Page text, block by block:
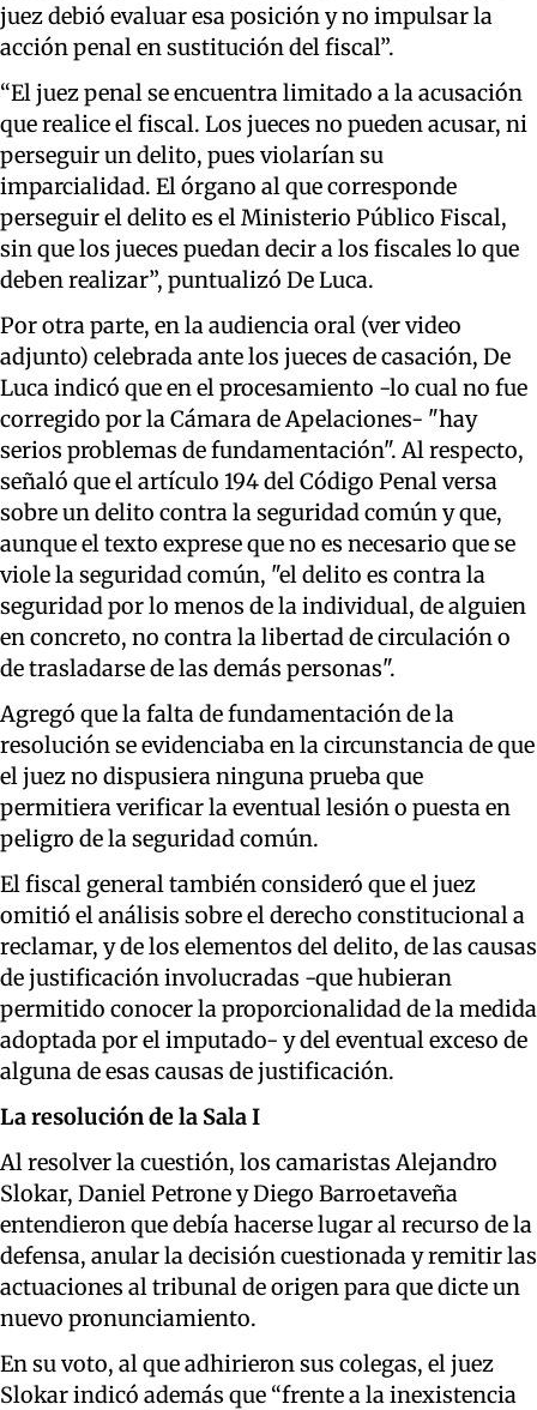
juez debió evaluar esa posición y no impulsar la
acción penal en sustitución del fiscal”.
“El juez penal se encuentra limitado a la acusación
que realice el fiscal. Los jueces no pueden acusar, ni
perseguir un delito, pues violarían su
imparcialidad. El órgano al que corresponde
perseguir el delito es el Ministerio Público Fiscal,
sin que los jueces puedan decir a los fiscales lo que
deben realizar”, puntualizó De Luca.
Por otra parte, en la audiencia oral (ver video
adjunto) celebrada ante los jueces de casación, De
Luca indicó que en el procesamiento -lo cual no fue
corregido por la Cámara de Apelaciones- "hay
serios problemas de fundamentación". Al respecto,
señaló que el artículo 194 del Código Penal versa
sobre un delito contra la seguridad común y que,
aunque el texto exprese que no es necesario que se
viole la seguridad común, "el delito es contra la
seguridad por lo menos de la individual, de alguien
en concreto, no contra la libertad de circulación o
de trasladarse de las demás personas".
Agregó que la falta de fundamentación de la
resolución se evidenciaba en la circunstancia de que
el juez no dispusiera ninguna prueba que
permitiera verificar la eventual lesión o puesta en
peligro de la seguridad común.
El fiscal general también consideró que el juez
omitió el análisis sobre el derecho constitucional a
reclamar, y de los elementos del delito, de las causas
de justificación involucradas -que hubieran
permitido conocer la proporcionalidad de la medida
adoptada por el imputado- y del eventual exceso de
alguna de esas causas de justificación.
La resolución de la Sala I
Al resolver la cuestión, los camaristas Alejandro
Slokar, Daniel Petrone y Diego Barroetaveña
entendieron que debía hacerse lugar al recurso de la
defensa, anular la decisión cuestionada y remitir las
actuaciones al tribunal de origen para que dicte un
nuevo pronunciamiento.
En su voto, al que adhirieron sus colegas, el juez
Slokar indicó además que “frente a la inexistencia